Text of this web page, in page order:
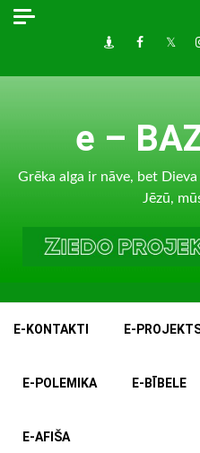
Skip
DraugiemFacebook
e –
Grēka alga ir nāve, bet
Jēzū,
E-KONTAKTI E-
E-POLEMIKA E-BĪBELE
E-AFIŠA